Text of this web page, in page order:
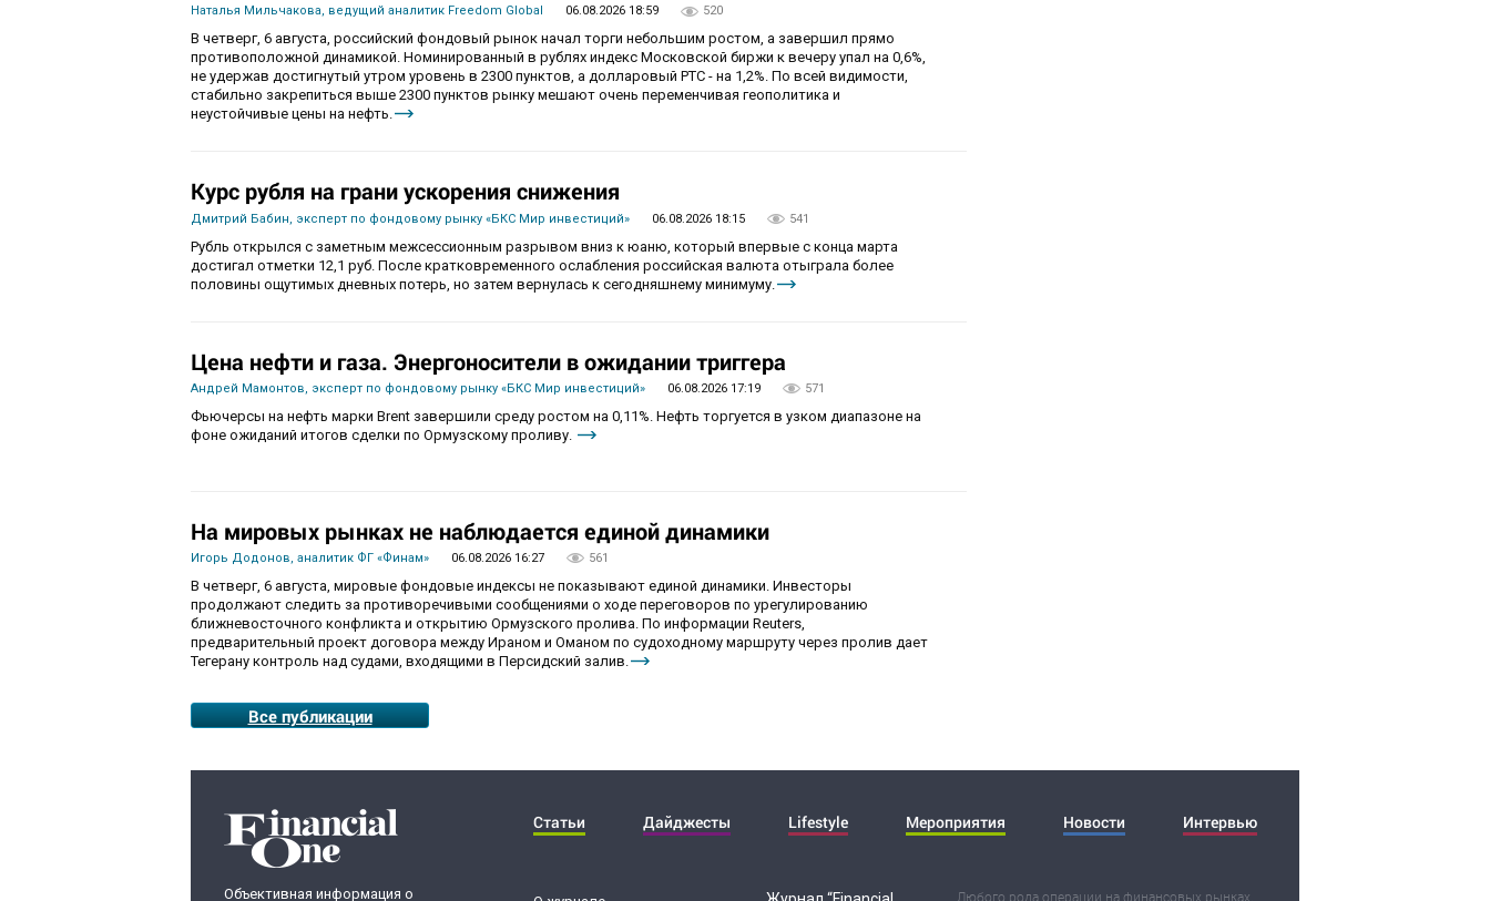
Наталья Мильчакова, ведущий аналитик Freedom Global 06.08.2026 18:59 520
В четверг, 6 августа, российский фондовый рынок начал торги небольшим ростом, а завершил прямо
противоположной динамикой. Номинированный в рублях индекс Московской биржи к вечеру упал на 0,6%,
не удержав достигнутый утром уровень в 2300 пунктов, а долларовый РТС - на 1,2%. По всей видимости,
стабильно закрепиться выше 2300 пунктов рынку мешают очень переменчивая геополитика и
неустойчивые цены на нефть.
Курс рубля на грани ускорения снижения
Дмитрий Бабин, эксперт по фондовому рынку «БКС Мир инвестиций» 06.08.2026 18:15 541
Рубль открылся с заметным межсессионным разрывом вниз к юаню, который впервые с конца марта
достигал отметки 12,1 руб. После кратковременного ослабления российская валюта отыграла более
половины ощутимых дневных потерь, но затем вернулась к сегодняшнему минимуму.
Цена нефти и газа. Энергоносители в ожидании триггера
Андрей Мамонтов, эксперт по фондовому рынку «БКС Мир инвестиций» 06.08.2026 17:19 571
Фьючерсы на нефть марки Brent завершили среду ростом на 0,11%. Нефть торгуется в узком диапазоне на
фоне ожиданий итогов сделки по Ормузскому проливу.
На мировых рынках не наблюдается единой динамики
Игорь Додонов, аналитик ФГ «Финам» 06.08.2026 16:27 561
В четверг, 6 августа, мировые фондовые индексы не показывают единой динамики. Инвесторы
продолжают следить за противоречивыми сообщениями о ходе переговоров по урегулированию
ближневосточного конфликта и открытию Ормузского пролива. По информации Reuters,
предварительный проект договора между Ираном и Оманом по судоходному маршруту через пролив дает
Тегерану контроль над судами, входящими в Персидский залив.
Все публикации
Объективная информация о
Статьи Дайджесты Lifestyle Мероприятия Новости Интервью
Любого рода операции на финансовых рынках,